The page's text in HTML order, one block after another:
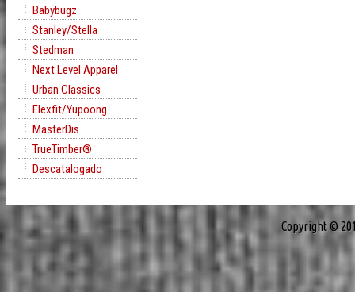
Babybugz
Stanley/Stella
Stedman
Next Level Apparel
Urban Classics
Flexfit/Yupoong
MasterDis
TrueTimber®
Descatalogado
Copyright ©